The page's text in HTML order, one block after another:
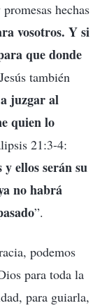
hechas
vosotros. Y si
que donde
también
juzgar al
quien lo
21:3-4:
ellos serán su
no habrá
”.
podemos
para toda la
para guiarla,